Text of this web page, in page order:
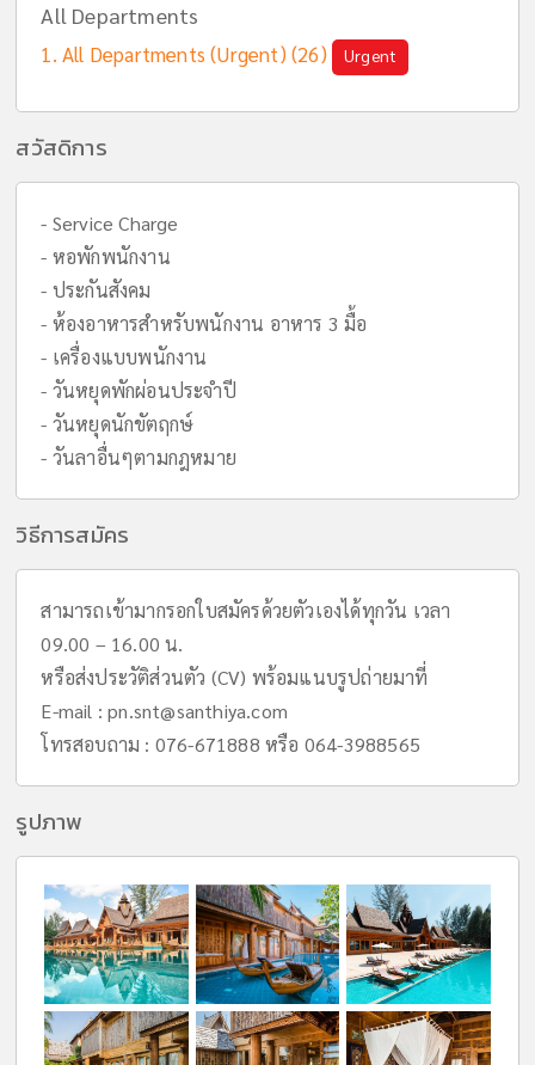
All Departments
All Departments (Urgent) (26) Urgent
สวัสดิการ
- Service Charge
- หอพักพนักงาน
- ประกันสังคม
- ห้องอาหารสำหรับพนักงาน อาหาร 3 มื้อ
- เครื่องแบบพนักงาน
- วันหยุดพักผ่อนประจำปี
- วันหยุดนักขัตฤกษ์
- วันลาอื่นๆตามกฎหมาย
วิธีการสมัคร
สามารถเข้ามากรอกใบสมัครด้วยตัวเองได้ทุกวัน เวลา
09.00 – 16.00 น.
หรือส่งประวัติส่วนตัว (CV) พร้อมแนบรูปถ่ายมาที่
E-mail :pn.snt@santhiya.com
โทรสอบถาม : 076-671888 หรือ 064-3988565
รูปภาพ